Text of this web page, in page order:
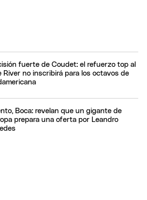
fuerte de Coudet: el refuerzo top al
River no inscribirá para los octavos de
Boca: revelan que un gigante de
prepara una oferta por Leandro